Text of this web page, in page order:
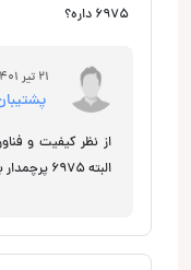
6975 داره؟
21 تیر 1401
از نظر کیفیت و
البته 6975 پرچمدار بلندگوهای پایونیر محسوب میشه